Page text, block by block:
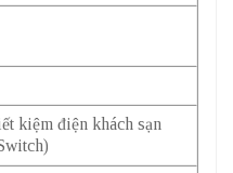
kiệm điện khách sạn